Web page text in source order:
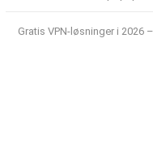
Gratis VPN-løsninger i 2026